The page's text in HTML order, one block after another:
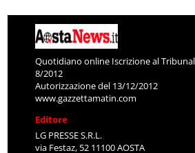
Quotidiano online Iscrizione al
8/2012
Autorizzazione del 13/12/2012
www.gazzettamatin.com
Editore
LG PRESSE S.R.L.
via Festaz, 52 11100 AOSTA